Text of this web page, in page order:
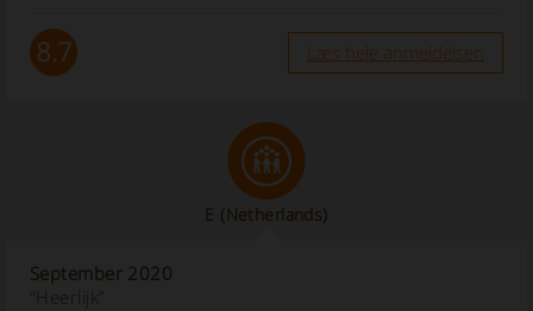
8.7 Læs hele anmeldelsen
E (Netherlands)
September 2020
“Heerlijk”